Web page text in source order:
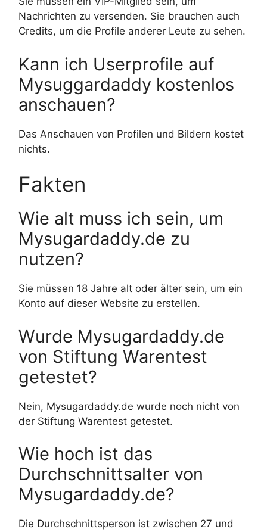
Nachrichten zu versenden. Sie brauchen auch
Credits, um die Profile anderer Leute zu sehen.
Kann ich Userprofile auf
Mysuggardaddy kostenlos
anschauen?
Das Anschauen von Profilen und Bildern kostet
nichts.
Fakten
Wie alt muss ich sein, um
Mysugardaddy.de zu
nutzen?
Sie müssen 18 Jahre alt oder älter sein, um ein
Konto auf dieser Website zu erstellen.
Wurde Mysugardaddy.de
von Stiftung Warentest
getestet?
Nein, Mysugardaddy.de wurde noch nicht von
der Stiftung Warentest getestet.
Wie hoch ist das
Durchschnittsalter von
Mysugardaddy.de?
Die Durchschnittsperson ist zwischen 27 und